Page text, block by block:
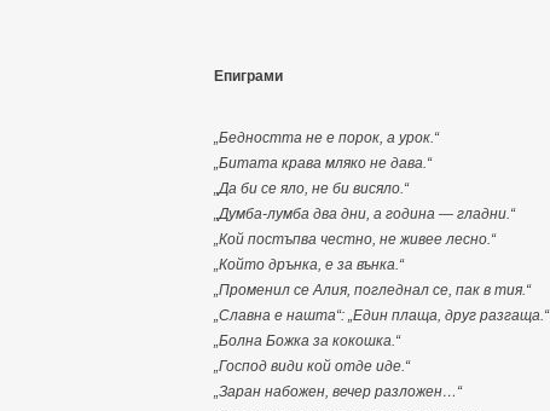
Епиграми
„Бедността не е порок, а урок.“
„Битата крава мляко не дава.“
„Да би се яло, не би висяло.“
„Думба-лумба два дни, а година — гладни.“
„Кой постъпва честно, не живее лесно.“
„Който дрънка, е за вънка.“
„Променил се Алия, погледнал се, пак в тия.“
„Славна е нашта“: „Един плаща, друг разгаща.“
„Болна Божка за кокошка.“
„Господ види кой отде иде.“
„Заран набожен, вечер разложен…“